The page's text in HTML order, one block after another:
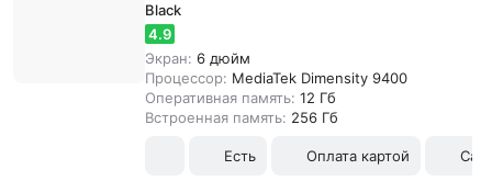
Black
4.9
Экран: 6 дюйм
Процессор: MediaTek Dimensity 9400
Оперативная память: 12 Гб
Встроенная память: 256 Гб
Есть Оплата картой